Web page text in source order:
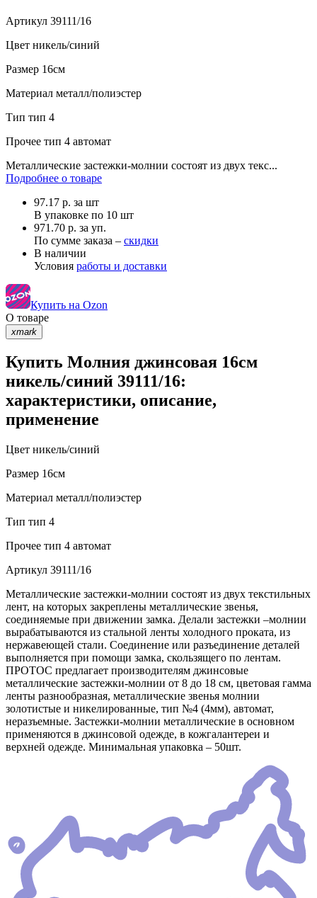
Артикул 39111/16
Цвет никель/синий
Размер 16см
Материал металл/полиэстер
Тип тип 4
Прочее тип 4 автомат
Металлические застежки-молнии состоят из двух текс...
Подробнее о товаре
97.17 р. за шт
В упаковке по 10 шт
971.70 р. за уп.
По сумме заказа – скидки
В наличии
Условия работы и доставки
Купить на Ozon
О товаре
xmark
Купить Молния джинсовая 16см
никель/синий 39111/16:
характеристики, описание,
применение
Цвет никель/синий
Размер 16см
Материал металл/полиэстер
Тип тип 4
Прочее тип 4 автомат
Артикул 39111/16
Металлические застежки-молнии состоят из двух текстильных
лент, на которых закреплены металлические звенья,
соединяемые при движении замка. Делали застежки –молнии
вырабатываются из стальной ленты холодного проката, из
нержавеющей стали. Соединение или разъединение деталей
выполняется при помощи замка, скользящего по лентам.
ПРОТОС предлагает производителям джинсовые
металлические застежки-молнии от 8 до 18 см, цветовая гамма
ленты разнообразная, металлические звенья молнии
золотистые и никелированные, тип №4 (4мм), автомат,
неразъемные. Застежки-молнии металлические в основном
применяются в джинсовой одежде, в кожгалантереи и
верхней одежде. Минимальная упаковка – 50шт.